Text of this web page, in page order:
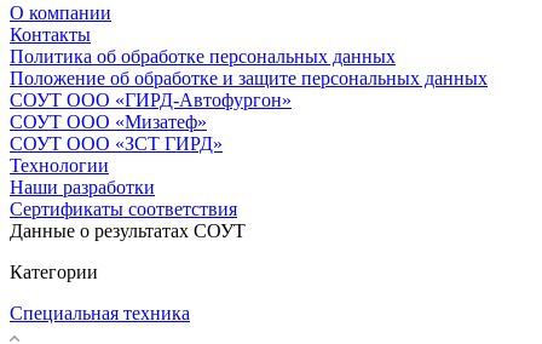
О компании
Контакты
Политика об обработке персональных данных
Положение об обработке и защите персональных данных
СОУТ ООО «ГИРД-Автофургон»
СОУТ ООО «Мизатеф»
СОУТ ООО «ЗСТ ГИРД»
Технологии
Наши разработки
Сертификаты соответствия
Данные о результатах СОУТ
Категории
Специальная техника